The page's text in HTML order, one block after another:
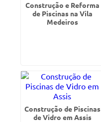
Construção e Reforma
de Piscinas na Vila
Medeiros
Construção de Piscinas
de Vidro em Assis